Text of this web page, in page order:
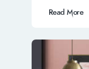
Read More